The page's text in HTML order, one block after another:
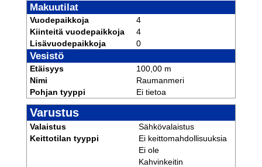
Makuutilat
Vuodepaikkoja
4
Kiinteitä vuodepaikkoja
4
Lisävuodepaikkoja
0
Vesistö
Etäisyys
100,00 m
Nimi
Raumanmeri
Pohjan tyyppi
Ei tietoa
Varustus
Valaistus
Sähkövalaistus
Keittotilan tyyppi
Ei keittomahdollisuuksia
Ei ole
Kahvinkeitin